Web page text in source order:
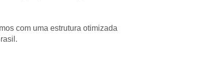
com uma estrutura otimizada